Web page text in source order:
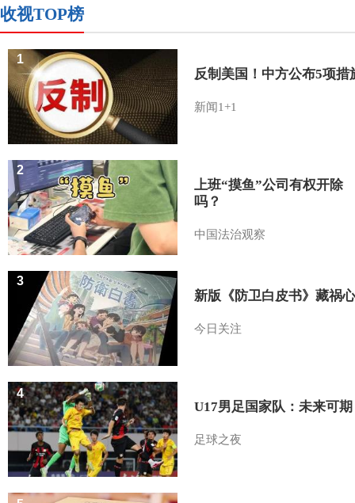
收视TOP榜
反制美国！中方公布5项措
新闻1+1
1
上班“摸鱼”公司有权开除
吗？
中国法治观察
2
新版《防卫白皮书》藏祸心
今日关注
3
U17男足国家队：未来可期
足球之夜
4